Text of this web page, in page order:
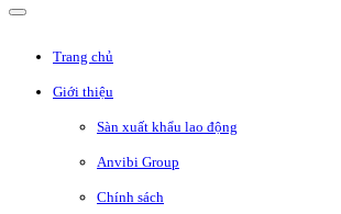
Trang chủ
Giới thiệu
Sàn xuất khẩu lao động
Anvibi Group
Chính sách